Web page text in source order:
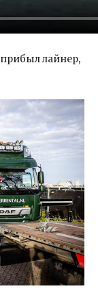
лайнер,